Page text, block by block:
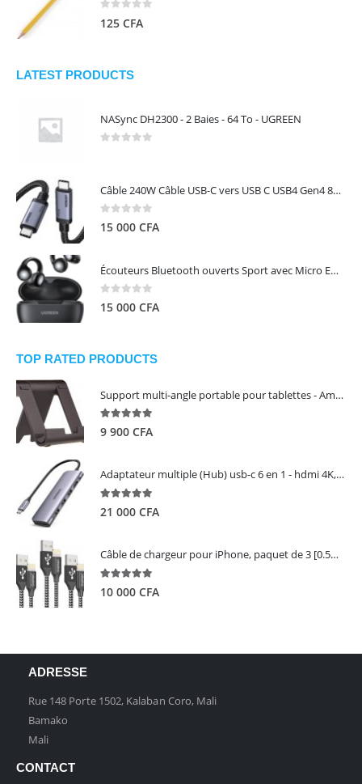
125 CFA
LATEST PRODUCTS
NASync DH2300 - 2 Baies - 64 To - UGREEN
Câble 240W Câble USB-C vers USB C USB4 Gen4 80Gbps pour Thunderbolt 5/4/3, Premium 18K double écran triple 4K PD3.1 - UGREEN
0 out of 5
15 000 CFA
Écouteurs Bluetooth ouverts Sport avec Micro ENC IPX5 – HiTune S3 UGREEN 45785
0 out of 5
15 000 CFA
TOP RATED PRODUCTS
Support multi-angle portable pour tablettes - Amazon Basics
5.00out of 5
9 900 CFA
Adaptateur multiple (Hub) usb-c 6 en 1 - hdmi 4K, 3 ports USB 3.0 et lecteur de carte sd tf - UGREEN
5.00out of 5
21 000 CFA
Câble de chargeur pour iPhone, paquet de 3 [0.5M 1M 2M] - GIANAC
5.00out of 5
10 000 CFA
ADRESSE
Rue 148 Porte 1502, Kalaban Coro, Mali
Bamako
Mali
CONTACT